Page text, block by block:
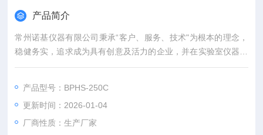
产品简介
常州诺基仪器有限公司秉承“客户、服务、技术"为根本的理念，
稳健务实，追求成为具有创意及活力的企业，并在实验室仪器领
域倍受推崇。
产品型号：BPHS-250C
更新时间：2026-01-04
厂商性质：生产厂家